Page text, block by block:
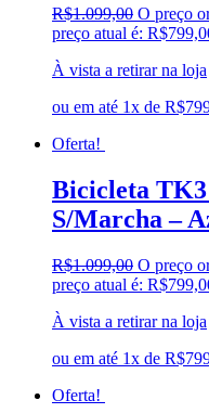
R$1.099,00 O preço
preço atual é:
À vista a retirar na loja
ou em até 1x de
Oferta!
Bicicleta
S/Marcha –
R$1.099,00 O preço
preço atual é:
À vista a retirar na loja
ou em até 1x de
Oferta!